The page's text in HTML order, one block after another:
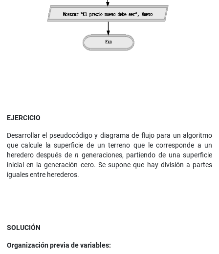
EJERCICIO
Desarrollar el pseudocódigo y diagrama de flujo para un algoritmo
que calcule la superficie de un terreno que le corresponde a un
heredero después de n generaciones, partiendo de una superficie
inicial en la generación cero. Se supone que hay división a partes
iguales entre herederos.
SOLUCIÓN
Organización previa de variables: